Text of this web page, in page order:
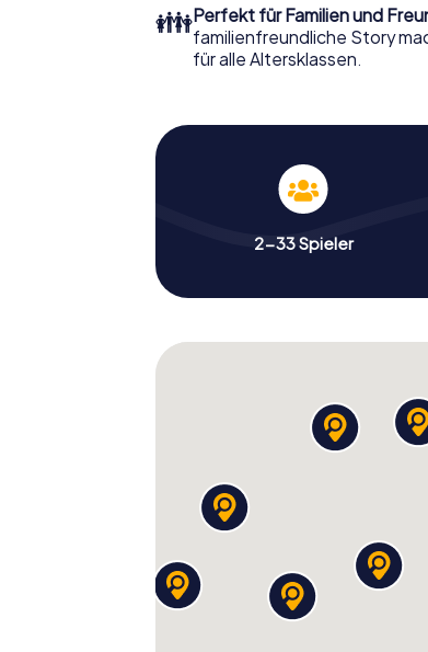
👪Perfekt für Familien und
familienfreundliche Story
für alle Altersklassen.
2-33 Spieler